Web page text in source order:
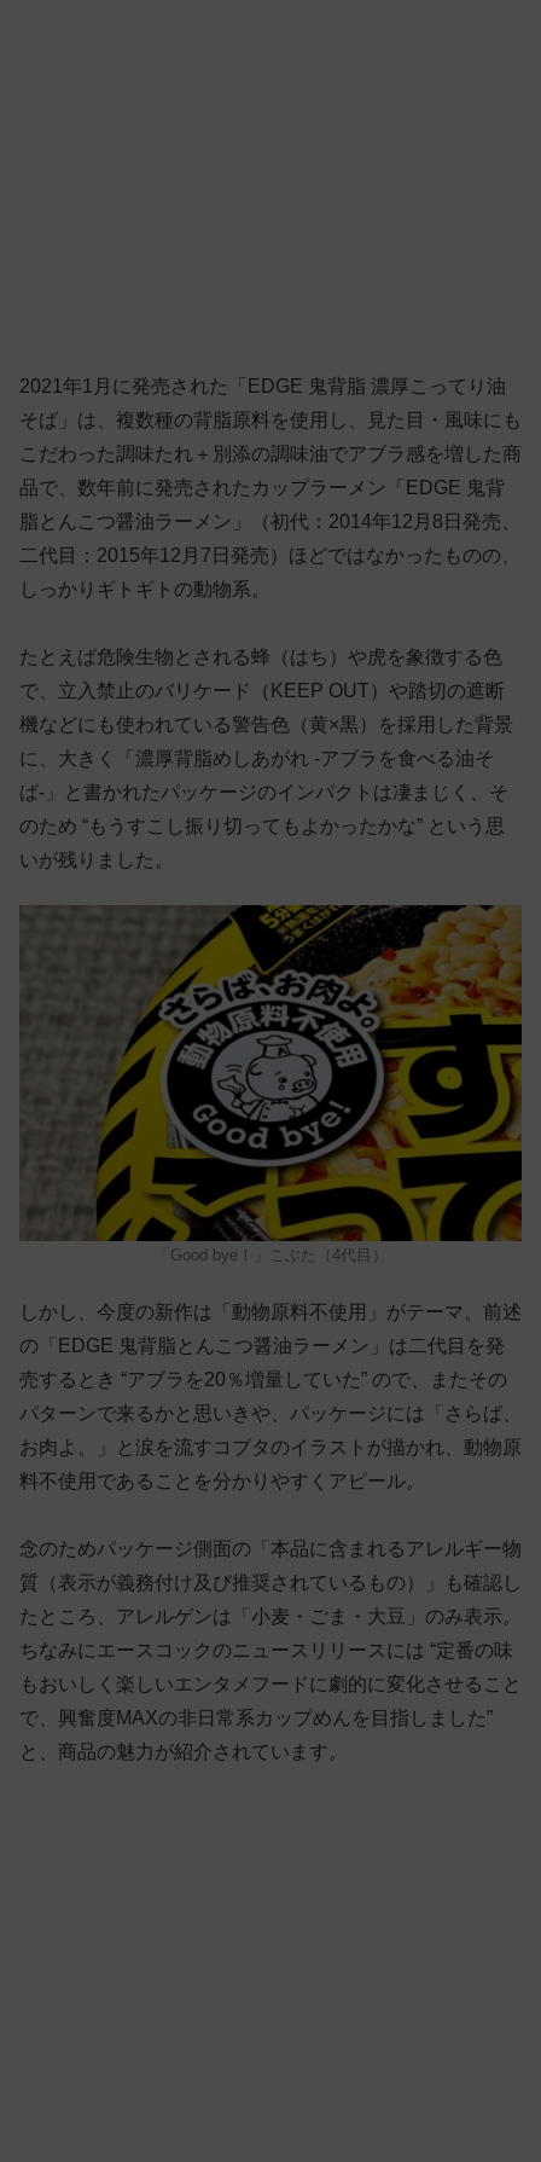
2021年1月に発売された「EDGE 鬼背脂 濃厚こってり油
そば」は、複数種の背脂原料を使用し、見た目・風味にも
こだわった調味たれ＋別添の調味油でアブラ感を増した商
品で、数年前に発売されたカップラーメン「EDGE 鬼背
脂とんこつ醤油ラーメン」（初代：2014年12月8日発売、
二代目：2015年12月7日発売）ほどではなかったものの、
しっかりギトギトの動物系。
たとえば危険生物とされる蜂（はち）や虎を象徴する色
で、立入禁止のバリケード（KEEP OUT）や踏切の遮断
機などにも使われている警告色（黄×黒）を採用した背景
に、大きく「濃厚背脂めしあがれ -アブラを食べる油そ
ば-」と書かれたパッケージのインパクトは凄まじく、そ
のため “もうすこし振り切ってもよかったかな” という思
いが残りました。
「Good bye！」こぶた（4代目）
しかし、今度の新作は「動物原料不使用」がテーマ。前述
の「EDGE 鬼背脂とんこつ醤油ラーメン」は二代目を発
売するとき “アブラを20％増量していた” ので、またその
パターンで来るかと思いきや、パッケージには「さらば、
お肉よ。」と涙を流すコブタのイラストが描かれ、動物原
料不使用であることを分かりやすくアピール。
念のためパッケージ側面の「本品に含まれるアレルギー物
質（表示が義務付け及び推奨されているもの）」も確認し
たところ、アレルゲンは「小麦・ごま・大豆」のみ表示。
ちなみにエースコックのニュースリリースには “定番の味
もおいしく楽しいエンタメフードに劇的に変化させること
で、興奮度MAXの非日常系カップめんを目指しました”
と、商品の魅力が紹介されています。